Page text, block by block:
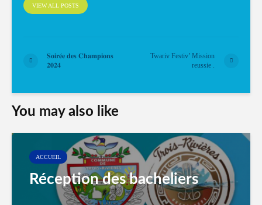
VIEW ALL POSTS
𝐒𝐨𝐢𝐫𝐞́𝐞 𝐝𝐞𝐬 𝐂𝐡𝐚𝐦𝐩𝐢𝐨𝐧𝐬
𝟐𝟎𝟐𝟒
Twariv Festiv’ Mission
reussie .
You may also like
ACCUEIL
Réception des bacheliers